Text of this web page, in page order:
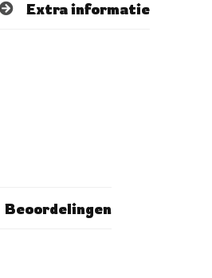
Extra informatie
Beoordelingen